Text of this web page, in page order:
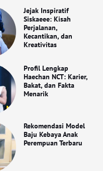
Jejak Inspiratif
Siskaeee: Kisah
Perjalanan,
Kecantikan, dan
Kreativitas
Profil Lengkap
Haechan NCT: Karier,
Bakat, dan Fakta
Menarik
Rekomendasi Model
Baju Kebaya Anak
Perempuan Terbaru